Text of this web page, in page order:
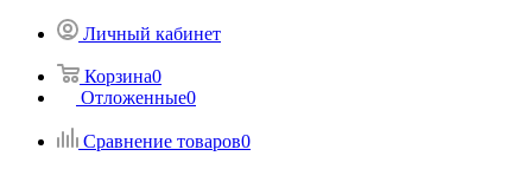
Личный кабинет
Корзина0
Отложенные0
Сравнение товаров0